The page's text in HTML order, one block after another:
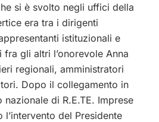
si è svolto negli uffici della
era tra i dirigenti
istituzionali e
gli altri l’onorevole Anna
regionali, amministratori
Dopo il collegamento in
nazionale di R.E.TE. Imprese
del Presidente